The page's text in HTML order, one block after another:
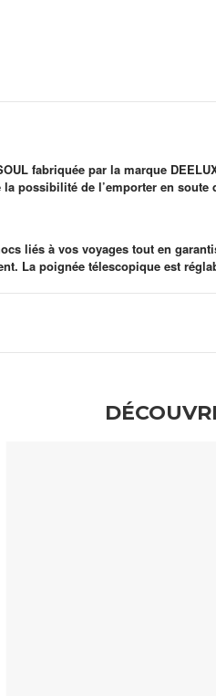
fabriquée par la marque
possibilité de l’emporter en
liés à vos voyages tout en
La poignée télescopique est